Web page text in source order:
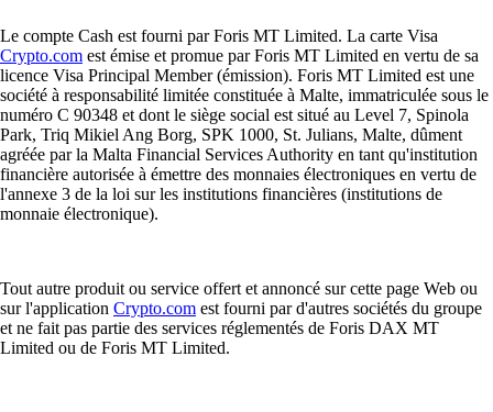
Le compte Cash est fourni par Foris MT Limited. La carte Visa
Crypto.com est émise et promue par Foris MT Limited en vertu de sa
licence Visa Principal Member (émission). Foris MT Limited est une
société à responsabilité limitée constituée à Malte, immatriculée sous le
numéro C 90348 et dont le siège social est situé au Level 7, Spinola
Park, Triq Mikiel Ang Borg, SPK 1000, St. Julians, Malte, dûment
agréée par la Malta Financial Services Authority en tant qu'institution
financière autorisée à émettre des monnaies électroniques en vertu de
l'annexe 3 de la loi sur les institutions financières (institutions de
monnaie électronique).
Tout autre produit ou service offert et annoncé sur cette page Web ou
sur l'application Crypto.com est fourni par d'autres sociétés du groupe
et ne fait pas partie des services réglementés de Foris DAX MT
Limited ou de Foris MT Limited.